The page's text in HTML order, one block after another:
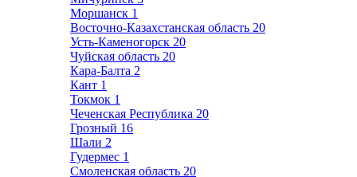
Моршанск 1
Восточно-Казахстанская область 20
Усть-Каменогорск 20
Чуйская область 20
Кара-Балта 2
Кант 1
Токмок 1
Чеченская Республика 20
Грозный 16
Шали 2
Гудермес 1
Смоленская область 20